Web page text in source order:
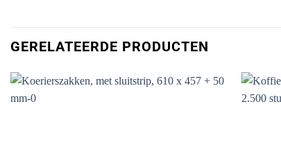
GERELATEERDE PRODUCTEN